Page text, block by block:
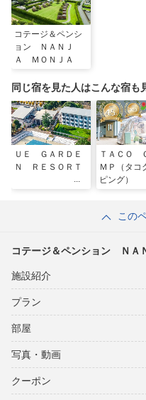
コテージ＆ペンシ
ョン ＮＡＮＪ
Ａ ＭＯＮＪＡ
同じ宿を見た人はこんな宿も
ＵＥ ＧＡＲＤＥ
Ｎ ＲＥＳＯＲＴ
ＴＡＣＯ
ＭＰ（タコ
ピング）
この
コテージ＆ペンション ＮＡ
施設紹介
プラン
部屋
写真・動画
クーポン